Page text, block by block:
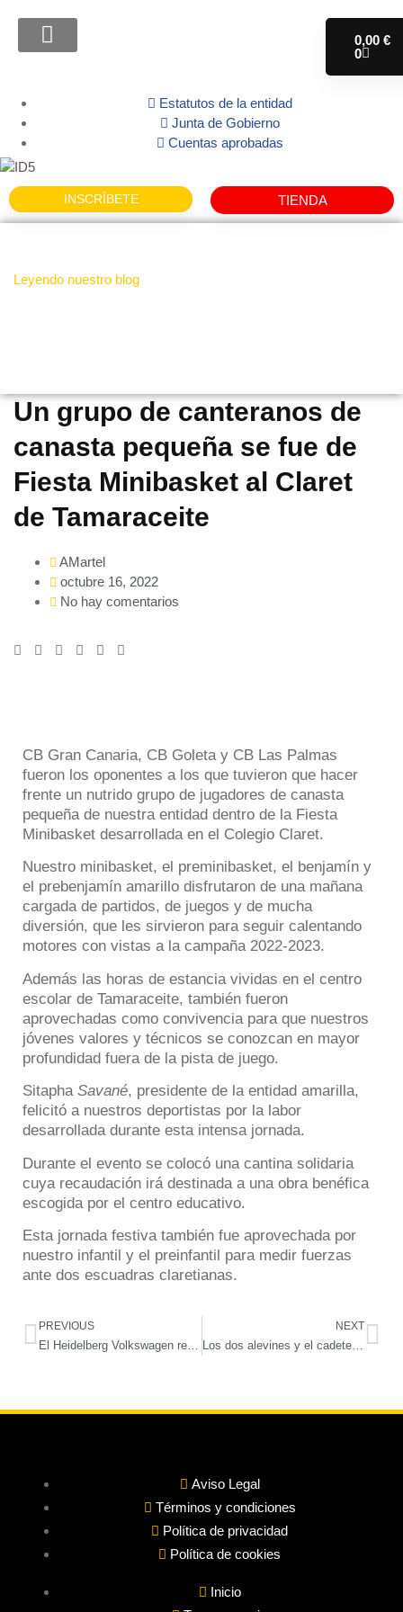
0,00€
0
Estatutos de la entidad
Junta de Gobierno
Cuentas aprobadas
INSCRÍBETE TIENDA
Leyendo nuestro blog
Un grupo de canteranos de
canasta pequeña se fue de
Fiesta Minibasket al Claret
de Tamaraceite
AMartel
octubre 16, 2022
No hay comentarios
CB Gran Canaria, CB Goleta y CB Las Palmas
fueron los oponentes a los que tuvieron que hacer
frente un nutrido grupo de jugadores de canasta
pequeña de nuestra entidad dentro de la Fiesta
Minibasket desarrollada en el Colegio Claret.
Nuestro minibasket, el preminibasket, el benjamín y
el prebenjamín amarillo disfrutaron de una mañana
cargada de partidos, de juegos y de mucha
diversión, que les sirvieron para seguir calentando
motores con vistas a la campaña 2022-2023.
Además las horas de estancia vividas en el centro
escolar de Tamaraceite, también fueron
aprovechadas como convivencia para que nuestros
jóvenes valores y técnicos se conozcan en mayor
profundidad fuera de la pista de juego.
Sitapha Savané, presidente de la entidad amarilla,
felicitó a nuestros deportistas por la labor
desarrollada durante esta intensa jornada.
Durante el evento se colocó una cantina solidaria
cuya recaudación irá destinada a una obra benéfica
escogida por el centro educativo.
Esta jornada festiva también fue aprovechada por
nuestro infantil y el preinfantil para medir fuerzas
ante dos escuadras claretianas.
PREVIOUS
El Heidelberg Volkswagen recibe al Cajasol Vóley Dos Hermanas en busca de su primera victoria￼
NEXT
Los dos alevines y el cadete lograron sumar de tres dentro de la última jornada del fútbol base
Aviso Legal
Términos y condiciones
Política de privacidad
Política de cookies
Inicio